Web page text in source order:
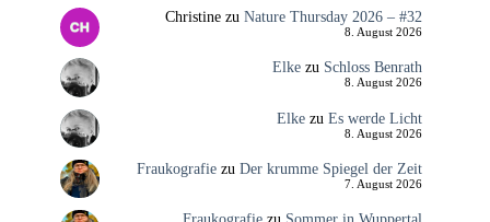
Christinezu Nature Thursday 2026 – #32
8. August 2026
Elkezu Schloss Benrath
8. August 2026
Elkezu Es werde Licht
8. August 2026
Fraukografiezu Der krumme Spiegel der Zeit
7. August 2026